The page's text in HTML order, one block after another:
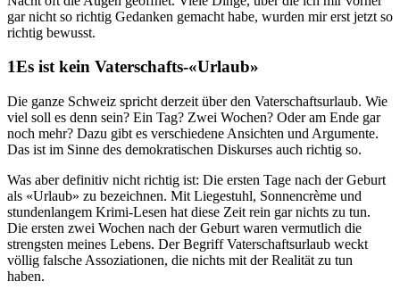
gar nicht so richtig Gedanken gemacht habe, wurden mir erst jetzt so
richtig bewusst.
Es ist kein Vaterschafts-«Urlaub»
Die ganze Schweiz spricht derzeit über den Vaterschaftsurlaub. Wie
viel soll es denn sein? Ein Tag? Zwei Wochen? Oder am Ende gar
noch mehr? Dazu gibt es verschiedene Ansichten und Argumente.
Das ist im Sinne des demokratischen Diskurses auch richtig so.
Was aber definitiv nicht richtig ist: Die ersten Tage nach der Geburt
als «Urlaub» zu bezeichnen. Mit Liegestuhl, Sonnencrème und
stundenlangem Krimi-Lesen hat diese Zeit rein gar nichts zu tun.
Die ersten zwei Wochen nach der Geburt waren vermutlich die
strengsten meines Lebens. Der Begriff Vaterschaftsurlaub weckt
völlig falsche Assoziationen, die nichts mit der Realität zu tun
haben.